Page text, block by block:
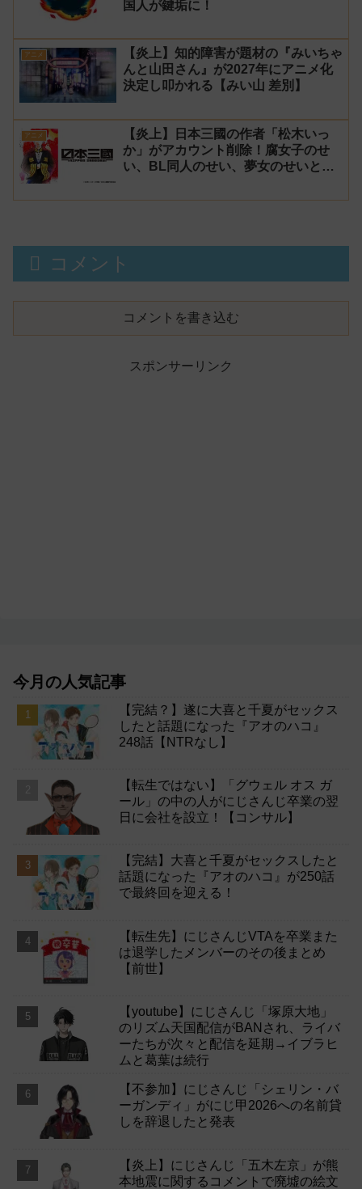
国人が鍵垢に！
アニメ
【炎上】知的障害が題材の『みいちゃ
んと山田さん』が2027年にアニメ化
決定し叩かれる【みい山 差別】
アニメ
【炎上】日本三國の作者「松木いっ
か」がアカウント削除！腐女子のせ
い、BL同人のせい、夢女のせいと騒
コメント
コメントを書き込む
スポンサーリンク
今月の人気記事
【完結？】遂に大喜と千夏がセックス
したと話題になった『アオのハコ』
248話【NTRなし】
【転生ではない】「グウェル オス ガ
ール」の中の人がにじさんじ卒業の翌
日に会社を設立！【コンサル】
【完結】大喜と千夏がセックスしたと
話題になった『アオのハコ』が250話
で最終回を迎える！
【転生先】にじさんじVTAを卒業また
は退学したメンバーのその後まとめ
【前世】
【youtube】にじさんじ「塚原大地」
のリズム天国配信がBANされ、ライバ
ーたちが次々と配信を延期→イブラヒ
ムと葛葉は続行
【不参加】にじさんじ「シェリン・バ
ーガンディ」がにじ甲2026への名前貸
しを辞退したと発表
【炎上】にじさんじ「五木左京」が熊
本地震に関するコメントで廃墟の絵文